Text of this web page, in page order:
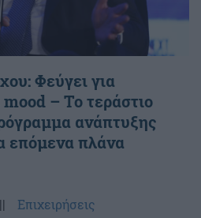
Φεύγει για
– Το τεράστιο
ανάπτυξης
επόμενα πλάνα
|| Επιχειρήσεις